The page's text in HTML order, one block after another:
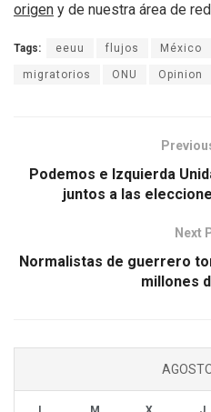
origen y de nuestra área de
Tags: eeuu flujos México
migratorios ONU Opinion
Podemos e Izquierda
juntos a las
Next
Normalistas de guerrero
millones